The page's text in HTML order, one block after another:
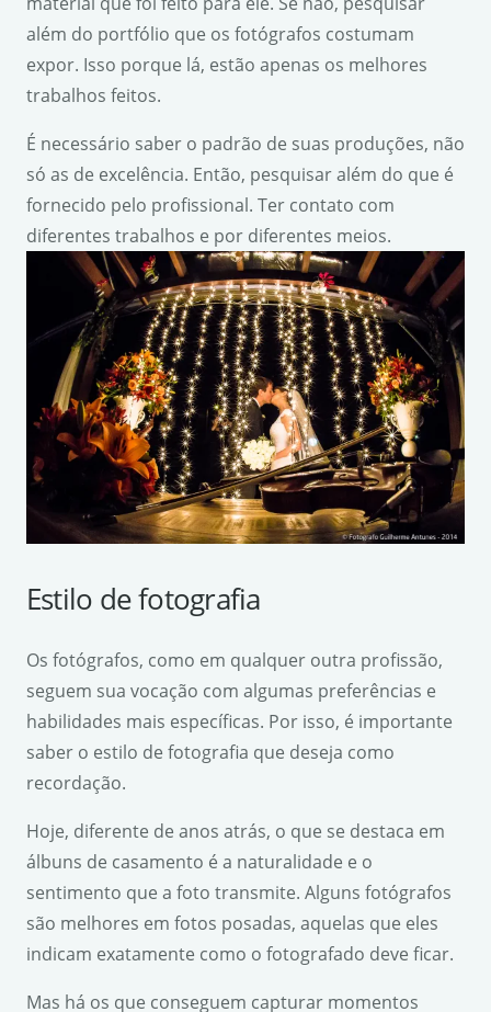
além do portfólio que os fotógrafos costumam
expor. Isso porque lá, estão apenas os melhores
trabalhos feitos.
É necessário saber o padrão de suas produções, não
só as de excelência. Então, pesquisar além do que é
fornecido pelo profissional. Ter contato com
diferentes trabalhos e por diferentes meios.
Estilo de fotografia
Os fotógrafos, como em qualquer outra profissão,
seguem sua vocação com algumas preferências e
habilidades mais específicas. Por isso, é importante
saber o estilo de fotografia que deseja como
recordação.
Hoje, diferente de anos atrás, o que se destaca em
álbuns de casamento é a naturalidade e o
sentimento que a foto transmite. Alguns fotógrafos
são melhores em fotos posadas, aquelas que eles
indicam exatamente como o fotografado deve ficar.
Mas há os que conseguem capturar momentos